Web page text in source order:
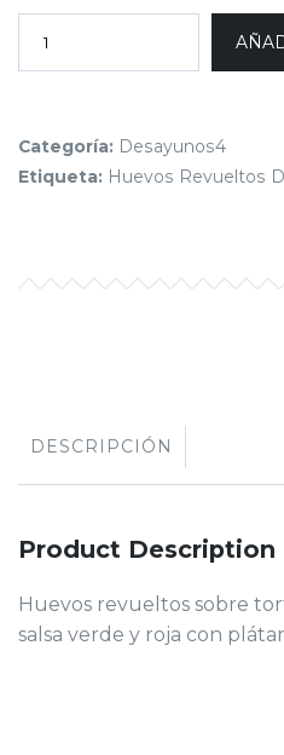
Categoría: Desayunos4
Etiqueta: Huevos Revueltos
DESCRIPCIÓN
Product Description
Huevos revueltos sobre
salsa verde y roja con